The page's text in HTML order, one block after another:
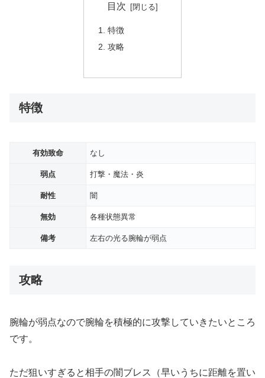
目次
特徴
攻略
特徴
有効致命 なし
弱点 打撃・魔法・炎
耐性 闇
無効 各種状態異常
備考 左右の光る腕輪が弱点
攻略
腕輪が弱点なので腕輪を積極的に攻撃していきたいところ
です。
ただ狙いすぎると相手の闇ブレス（早いうちに距離を置い